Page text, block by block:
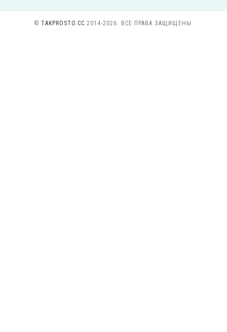
© TAKPROSTO.CC 2014-2026. ВСЕ ПРАВА ЗАЩИЩЕНЫ.